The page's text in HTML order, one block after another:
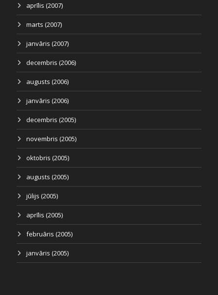
aprīlis (2007)
marts (2007)
janvāris (2007)
decembris (2006)
augusts (2006)
janvāris (2006)
decembris (2005)
novembris (2005)
oktobris (2005)
augusts (2005)
jūlijs (2005)
aprīlis (2005)
februāris (2005)
janvāris (2005)